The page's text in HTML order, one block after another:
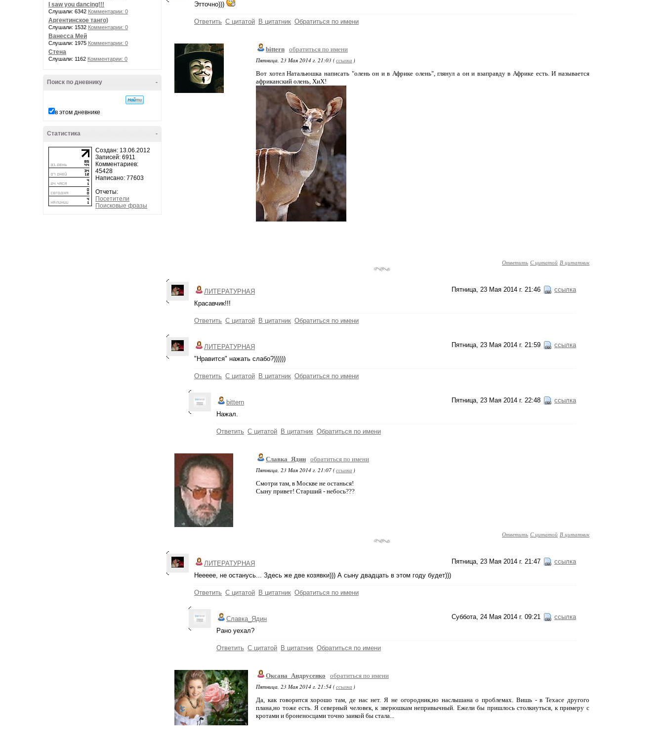
I saw you dancing!!!
Слушали: 6342 Комментарии: 0
Аргентинское танго)
Слушали: 1532 Комментарии: 0
Ванесса Мей
Слушали: 1975 Комментарии: 0
Стена
Слушали: 1162 Комментарии: 0
-
Поиск по дневнику
в этом дневнике
-
Статистика
Создан: 13.06.2012
Записей: 6911
Комментариев:
45428
Написано: 77603
Отчеты:
Посетители
Поисковые фразы
Этточно)))
Ответить С цитатой В цитатник Обратиться по имени
bittern обратиться по имени
Пятница, 23 Мая 2014 г. 21:03 (ссылка )
Вот хотел Натальюшка написать "олень он и в Африке олень", глянул а он и взаправду в Африке есть. И называется
африканский олень, ХиХ!
Ответить С цитатой В цитатник
Пятница, 23 Мая 2014 г. 21:46 ссылка
ЛИТЕРАТУРНАЯ
Красавчик!!!
Ответить С цитатой В цитатник Обратиться по имени
Пятница, 23 Мая 2014 г. 21:59 ссылка
ЛИТЕРАТУРНАЯ
"Нравится" нажать слабо?))))))
Ответить С цитатой В цитатник Обратиться по имени
Пятница, 23 Мая 2014 г. 22:48 ссылка
bittern
Нажал.
Ответить С цитатой В цитатник Обратиться по имени
Славка_Ядин обратиться по имени
Пятница, 23 Мая 2014 г. 21:07 (ссылка )
Смотри там, в Москве не останься!
Сыну привет! Старший - небось???
Ответить С цитатой В цитатник
Пятница, 23 Мая 2014 г. 21:47 ссылка
ЛИТЕРАТУРНАЯ
Неееее, не останусь... Здесь же две козявки))) А сыну двадцать в этом году будет)))
Ответить С цитатой В цитатник Обратиться по имени
Суббота, 24 Мая 2014 г. 09:21 ссылка
Славка_Ядин
Рано уехал?
Ответить С цитатой В цитатник Обратиться по имени
Оксана_Андрусенко
обратиться по имени
Пятница, 23 Мая 2014 г. 21:54 (ссылка )
Да, как говорится хорошо там, де нас нет. Я не огородник,но наслышана о проблемах. Вишь - в Техасе другого
плана,но тоже есть. Я северный человек, к зверюшкам непривычный. Ежели бы пришлось столкнуться, к примеру с
кротами и броненосцами точно заикой бы стала...